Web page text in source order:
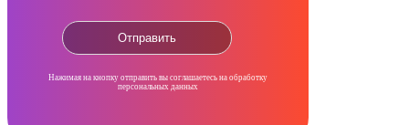
Нажимая на кнопку отправить вы соглашаетесь на обработку
персональных данных